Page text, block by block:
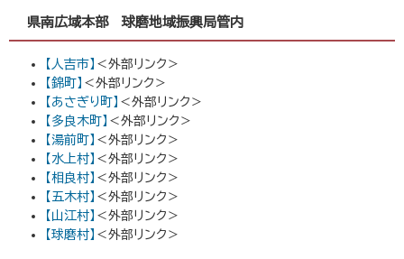
県南広域本部 球磨地域振興局管内
【人吉市】 ＜外部リンク＞
【錦町】 ＜外部リンク＞
【あさぎり町】 ＜外部リンク＞
【多良木町】 ＜外部リンク＞
【湯前町】 ＜外部リンク＞
【水上村】 ＜外部リンク＞
【相良村】 ＜外部リンク＞
【五木村】 ＜外部リンク＞
【山江村】 ＜外部リンク＞
【球磨村】 ＜外部リンク＞